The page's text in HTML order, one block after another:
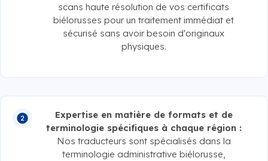
scans haute résolution de vos certificats
biélorusses pour un traitement immédiat et
sécurisé sans avoir besoin d'originaux
physiques.
Expertise en matière de formats et de
terminologie spécifiques à chaque région :
Nos traducteurs sont spécialisés dans la
terminologie administrative biélorusse,